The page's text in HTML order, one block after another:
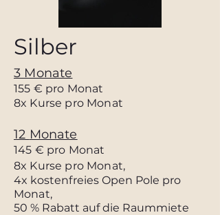
Silber
3 Monate
155 € pro Monat
8x Kurse pro Monat
12 Monate
145 € pro Monat
8x Kurse pro Monat,
4x kostenfreies Open Pole pro
Monat,
50 % Rabatt auf die Raummiete